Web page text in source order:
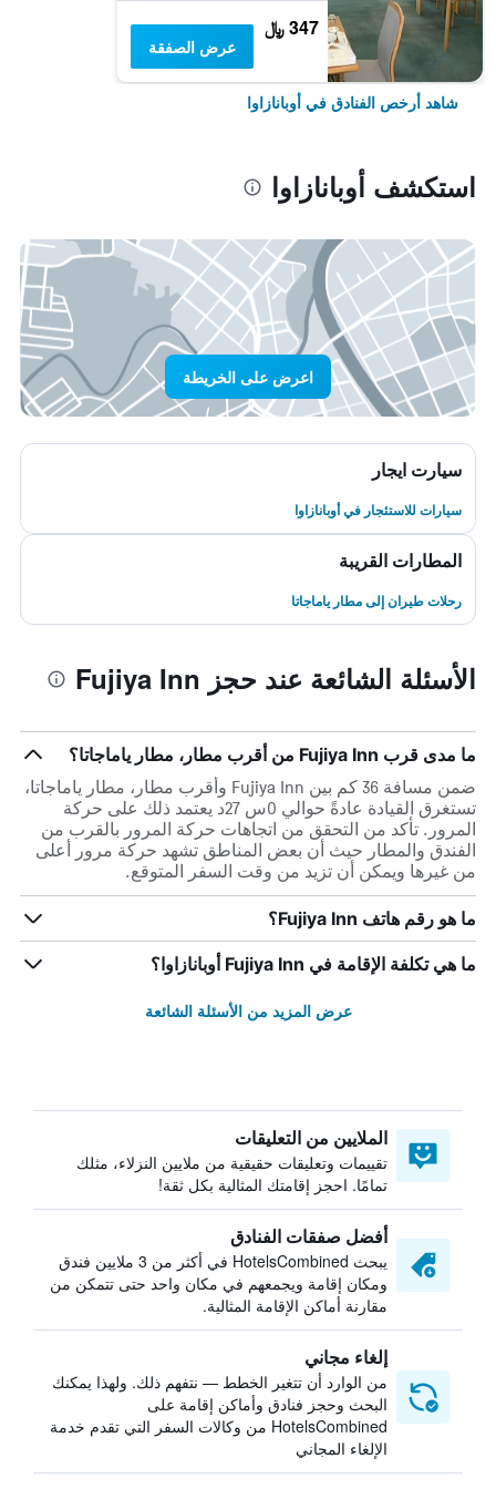
347 ﷼
عرض الصفقة
شاهد أرخص الفنادق في أوبانازاوا
استكشف أوبانازاوا
اعرض على الخريطة
سيارت ايجار
سيارات للاستئجار في أوبانازاوا
المطارات القريبة
رحلات طيران إلى مطار ياماجاتا
الأسئلة الشائعة عند حجز Fujiya Inn
ما مدى قرب Fujiya Inn من أقرب مطار، مطار ياماجاتا؟
ضمن مسافة 36 كم بين Fujiya Inn وأقرب مطار، مطار ياماجاتا،
تستغرق القيادة عادةً حوالي 0س 27د يعتمد ذلك على حركة
المرور. تأكد من التحقق من اتجاهات حركة المرور بالقرب من
الفندق والمطار حيث أن بعض المناطق تشهد حركة مرور أعلى
من غيرها ويمكن أن تزيد من وقت السفر المتوقع.
ما هو رقم هاتف Fujiya Inn؟
ما هي تكلفة الإقامة في Fujiya Inn أوبانازاوا؟
عرض المزيد من الأسئلة الشائعة
الملايين من التعليقات
تقييمات وتعليقات حقيقية من ملايين النزلاء، مثلك
تمامًا. احجز إقامتك المثالية بكل ثقة!
أفضل صفقات الفنادق
يبحث HotelsCombined في أكثر من 3 ملايين فندق
ومكان إقامة ويجمعهم في مكان واحد حتى تتمكن من
مقارنة أماكن الإقامة المثالية.
إلغاء مجاني
من الوارد أن تتغير الخطط — نتفهم ذلك. ولهذا يمكنك
البحث وحجز فنادق وأماكن إقامة على
HotelsCombined من وكالات السفر التي تقدم خدمة
الإلغاء المجاني